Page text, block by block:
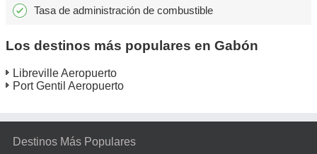
Tasa de administración de combustible
Los destinos más populares en Gabón
Libreville Aeropuerto
Port Gentil Aeropuerto
Destinos Más Populares